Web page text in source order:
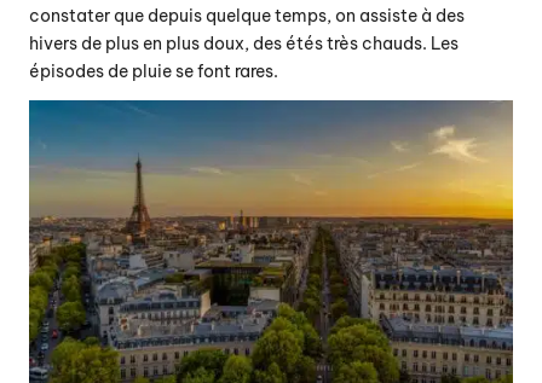
constater que depuis quelque temps, on assiste à des
hivers de plus en plus doux, des étés très chauds. Les
épisodes de pluie se font rares.